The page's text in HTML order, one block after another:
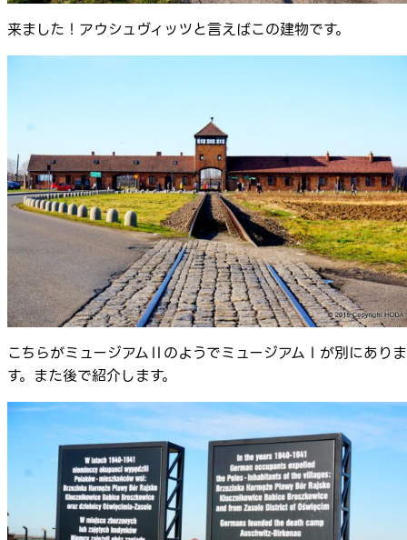
来ました！アウシュヴィッツと言えばこの建物です。
こちらがミュージアムⅡのようでミュージアムⅠが別にありま
す。また後で紹介します。